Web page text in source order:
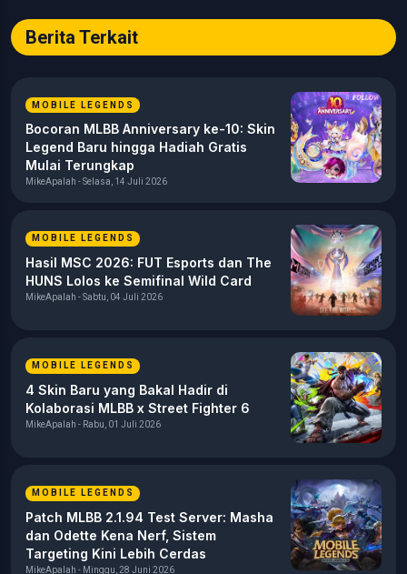
Berita Terkait
MOBILE LEGENDS
Bocoran MLBB Anniversary ke-10: Skin
Legend Baru hingga Hadiah Gratis
Mulai Terungkap
MikeApalah - Selasa, 14 Juli 2026
MOBILE LEGENDS
Hasil MSC 2026: FUT Esports dan The
HUNS Lolos ke Semifinal Wild Card
MikeApalah - Sabtu, 04 Juli 2026
MOBILE LEGENDS
4 Skin Baru yang Bakal Hadir di
Kolaborasi MLBB x Street Fighter 6
MikeApalah - Rabu, 01 Juli 2026
MOBILE LEGENDS
Patch MLBB 2.1.94 Test Server: Masha
dan Odette Kena Nerf, Sistem
Targeting Kini Lebih Cerdas
MikeApalah - Minggu, 28 Juni 2026